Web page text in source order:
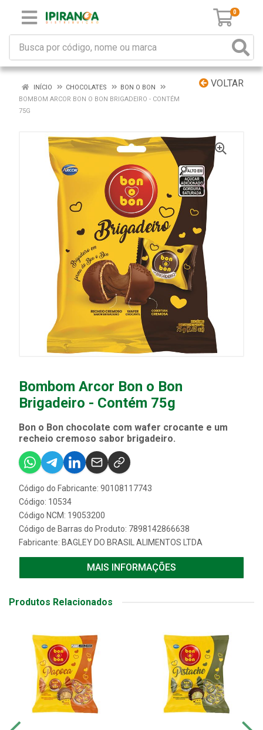
0
VOLTAR
INÍCIO CHOCOLATES
BON O BON
BOMBOM ARCOR BON O BON BRIGADEIRO - CONTÉM
75G
Bombom Arcor Bon o Bon
Brigadeiro - Contém 75g
Bon o Bon chocolate com wafer crocante e um
recheio cremoso sabor brigadeiro.
Código do Fabricante: 90108117743
Código: 10534
Código NCM: 19053200
Código de Barras do Produto: 7898142866638
Fabricante: BAGLEY DO BRASIL ALIMENTOS LTDA
MAIS INFORMAÇÕES
Produtos Relacionados